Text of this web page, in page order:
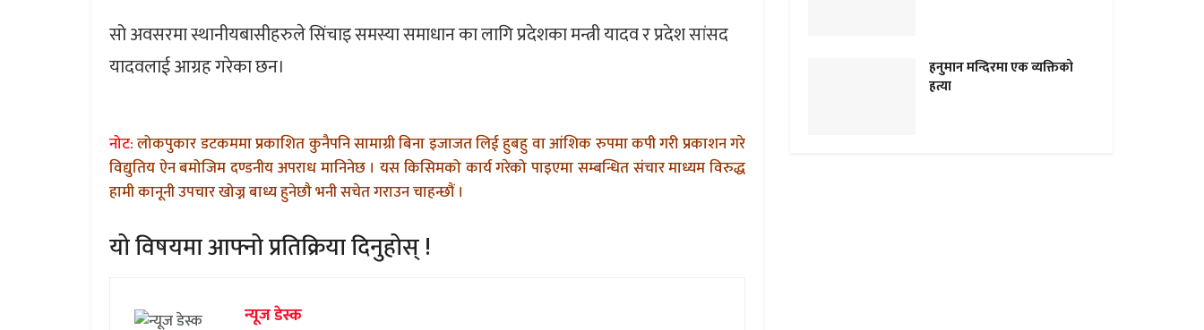
सो अवसरमा स्थानीयबासीहरुले सिंचाइ समस्या समाधान का लागि प्रदेशका मन्त्री यादव र प्रदेश सांसद
यादवलाई आग्रह गरेका छन।
नोट:लोकपुकार डटकममा प्रकाशित कुनैपनि सामाग्री बिना इजाजत लिई हुबहु वा आंशिक रुपमा कपी गरी प्रकाशन गरे
विद्युतिय ऐन बमोजिम दण्डनीय अपराध मानिनेछ । यस किसिमको कार्य गरेको पाइएमा सम्बन्धित संचार माध्यम विरुद्ध
हामी कानूनी उपचार खोज्न बाध्य हुनेछौ भनी सचेत गराउन चाहन्छौं ।
यो विषयमा आफ्नो प्रतिक्रिया दिनुहोस् !
न्यूज डेस्क
हनुमान मन्दिरमा एक व्यक्तिकाे
हत्या